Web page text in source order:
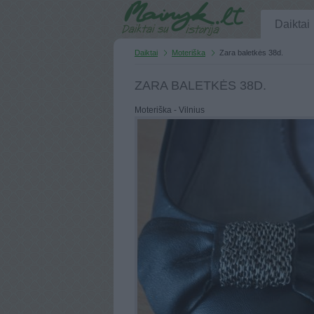
Daiktai
Daiktai Moteriška Zara baletkės 38d.
ZARA BALETKĖS 38D.
Moteriška - Vilnius